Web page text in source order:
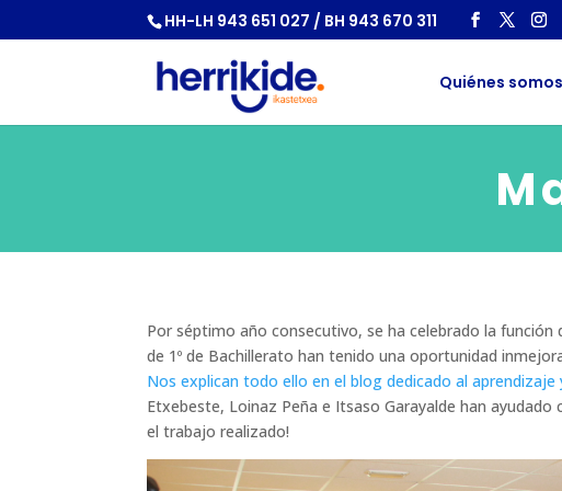
HH-LH 943 651 027 / BH 943 670 311
Quiénes somos
Por séptimo año consecutivo, se ha celebrado la
de 1º de Bachillerato han tenido una oportunidad
Nos explican todo ello en el blog dedicado al aprendizaje
Etxebeste, Loinaz Peña e Itsaso Garayalde han
el trabajo realizado!